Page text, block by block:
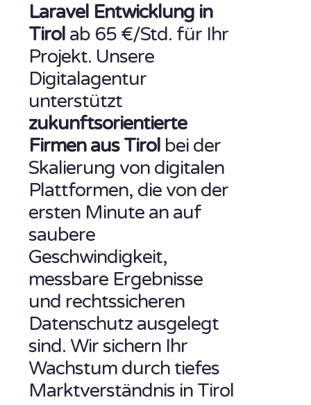
Laravel Entwicklung in
Tirol ab 65 €/Std. für Ihr
Projekt. Unsere
Digitalagentur
unterstützt
zukunftsorientierte
Firmen aus Tirol bei der
Skalierung von digitalen
Plattformen, die von der
ersten Minute an auf
saubere
Geschwindigkeit,
messbare Ergebnisse
und rechtssicheren
Datenschutz ausgelegt
sind. Wir sichern Ihr
Wachstum durch tiefes
Marktverständnis in Tirol